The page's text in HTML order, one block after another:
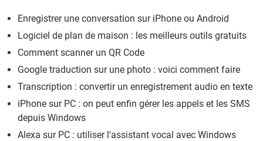
Enregistrer une conversation sur iPhone ou Android
Logiciel de plan de maison : les meilleurs outils gratuits
Comment scanner un QR Code
Google traduction sur une photo : voici comment faire
Transcription : convertir un enregistrement audio en texte
iPhone sur PC : on peut enfin gérer les appels et les SMS
depuis Windows
Alexa sur PC : utiliser l'assistant vocal avec Windows